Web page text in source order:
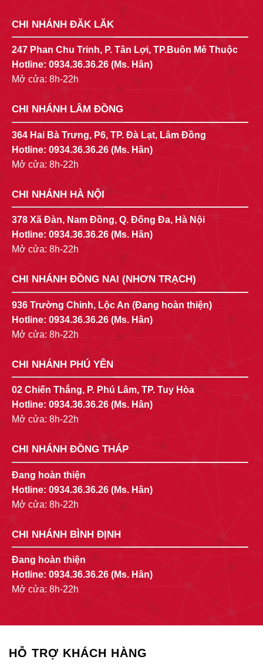
CHI NHÁNH ĐĂK LĂK
247 Phan Chu Trinh, P. Tân Lợi, TP.Buôn Mê Thuộc
Hotline: 0934.36.36.26 (Ms. Hân)
Mở cửa: 8h-22h
CHI NHÁNH LÂM ĐỒNG
364 Hai Bà Trưng, P6, TP. Đà Lạt, Lâm Đồng
Hotline: 0934.36.36.26 (Ms. Hân)
Mở cửa: 8h-22h
CHI NHÁNH HÀ NỘI
378 Xã Đàn, Nam Đồng, Q. Đống Đa, Hà Nội
Hotline: 0934.36.36.26 (Ms. Hân)
Mở cửa: 8h-22h
CHI NHÁNH ĐỒNG NAI (NHƠN TRẠCH)
936 Trường Chinh, Lộc An (Đang hoàn thiện)
Hotline: 0934.36.36.26 (Ms. Hân)
Mở cửa: 8h-22h
CHI NHÁNH PHÚ YÊN
02 Chiến Thắng, P. Phú Lâm, TP. Tuy Hòa
Hotline: 0934.36.36.26 (Ms. Hân)
Mở cửa: 8h-22h
CHI NHÁNH ĐỒNG THÁP
Đang hoàn thiện
Hotline: 0934.36.36.26 (Ms. Hân)
Mở cửa: 8h-22h
CHI NHÁNH BÌNH ĐỊNH
Đang hoàn thiện
Hotline: 0934.36.36.26 (Ms. Hân)
Mở cửa: 8h-22h
HỖ TRỢ KHÁCH HÀNG